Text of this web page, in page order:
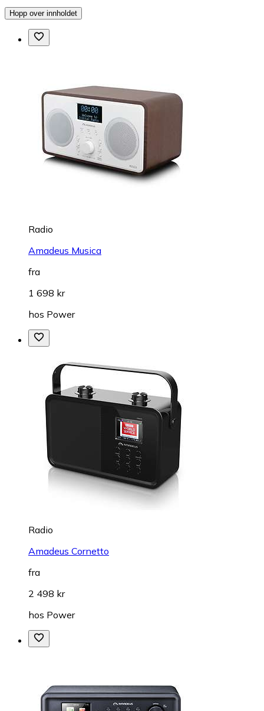
Hopp over innholdet
Radio
Amadeus Musica
fra
1 698 kr
hos Power
Radio
Amadeus Cornetto
fra
2 498 kr
hos Power